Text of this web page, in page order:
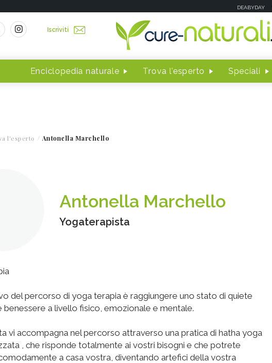
DEABYDAY
Iscriviti
Enciclopedia naturale Trova l'esperto Speciali
l'esperto Antonella Marchello
Antonella Marchello
Yogaterapista
del percorso di yoga terapia è raggiungere uno stato di quiete
benessere a livello fisico, emozionale e mentale.
vi accompagna nel percorso attraverso una pratica di hatha yoga
, che risponde totalmente ai vostri bisogni e che potrete
a casa vostra, diventando artefici della vostra